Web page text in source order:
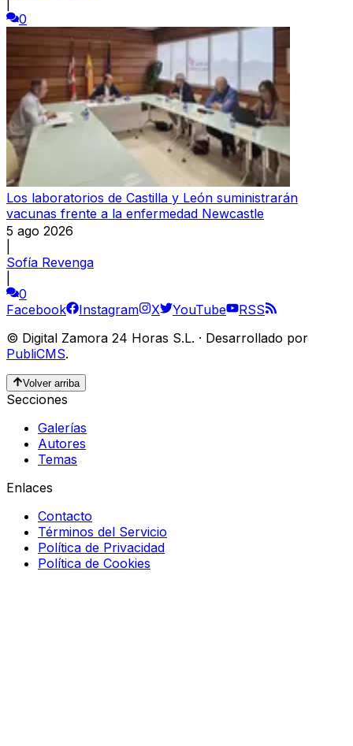
0
Los laboratorios de Castilla y León suministrarán
vacunas frente a la enfermedad Newcastle
5 ago 2026
Sofía Revenga
0
Facebook
Instagram X YouTube
RSS
© Digital Zamora 24 Horas S.L. · Desarrollado por
PubliCMS.
Volver arriba
Secciones
Galerías
Autores
Temas
Enlaces
Contacto
Términos del Servicio
Política de Privacidad
Política de Cookies